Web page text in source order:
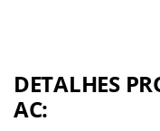
DETALHES
AC: